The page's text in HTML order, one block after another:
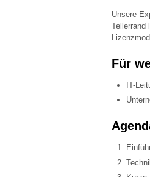
Unsere
Tellerrand
Für
IT-